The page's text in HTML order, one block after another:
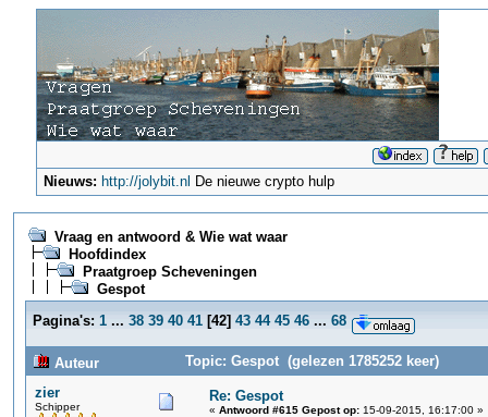
Nieuws: http://jolybit.nl De nieuwe crypto hulp
Vraag en antwoord & Wie wat waar
Hoofdindex
Praatgroep Scheveningen
Gespot
Pagina's: 1 ... 38 39 40 41 [42] 43 44 45 46 ... 68
Auteur
Topic: Gespot (gelezen 1785252 keer)
zier
Schipper
Re: Gespot
« Antwoord #615 Gepost op: 15-09-2015, 16:17:00 »